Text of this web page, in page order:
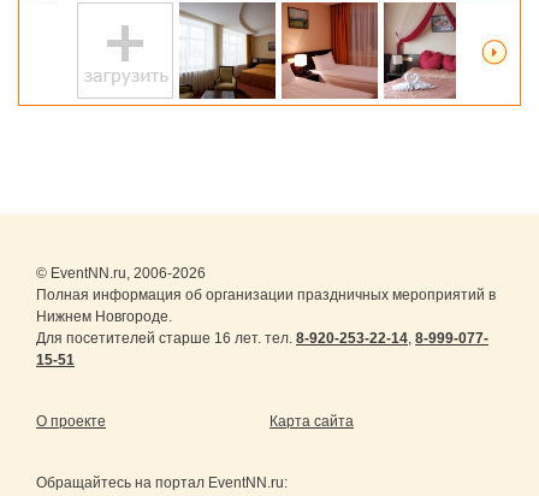
© EventNN.ru, 2006-2026
Полная информация об организации праздничных мероприятий в
Нижнем Новгороде.
Для посетителей старше 16 лет. тел. 8-920-253-22-14 8-999-077-
15-51
О проекте Карта сайта
Обращайтесь на портал EventNN.ru: